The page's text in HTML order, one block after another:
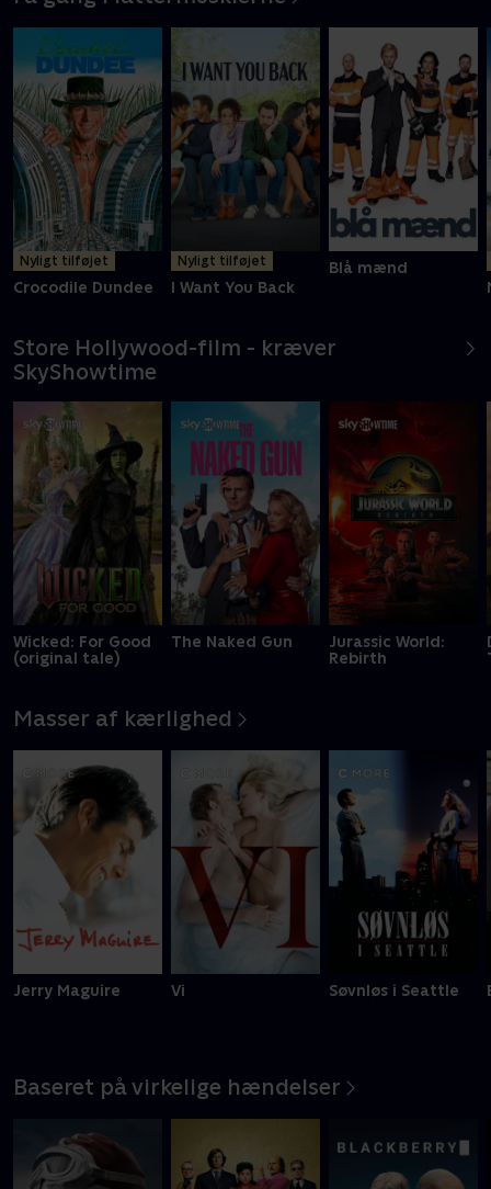
Nyligt tilføjet
Crocodile Dundee
Nyligt tilføjet
I Want You Back
Blå mænd
Store Hollywood-film - kræver
SkyShowtime
Wicked: For Good
(original tale)
The Naked Gun
Jurassic World:
Rebirth
Masser af kærlighed
Jerry Maguire Vi Søvnløs i Seattle
Baseret på virkelige hændelser